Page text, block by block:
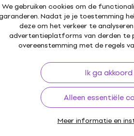
We gebruiken cookies om de
Nadat je je toestemming
deze om het verkeer te
advertentieplatforms van derden te
overeenstemming met de regels
Ik ga akkoord
Alleen essentiële
Meer informatie en
Gratis verzending